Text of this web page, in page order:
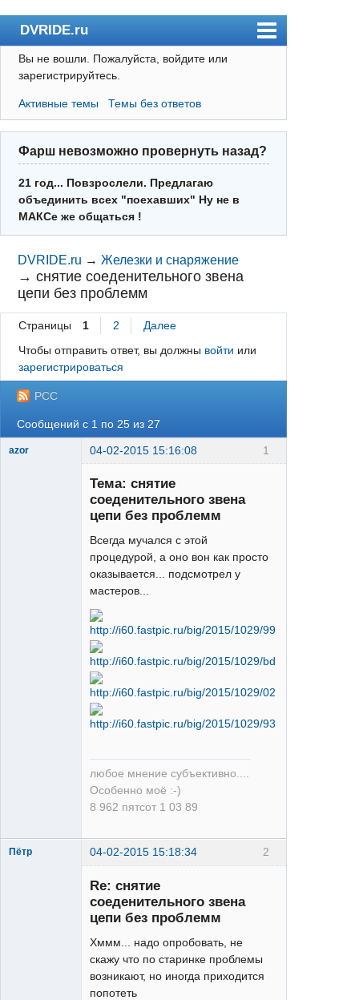
DVRIDE.ru
Форум
Пользователи
Правила
Поиск
Регистрация
Вход
Вы не вошли. Пожалуйста, войдите или
зарегистрируйтесь.
Активные темы Темы без ответов
Фарш невозможно провернуть назад?
21 год... Повзрослели. Предлагаю
объединить всех "поехавших" Ну не в
МАКСе же общаться !
DVRIDE.ru →Железки и снаряжение
→снятие соеденительного звена
цепи без проблемм
Страницы 1 2
Далее
Чтобы отправить ответ, вы должны войти или
зарегистрироваться
РСС
Сообщений с 1 по 25 из 27
1
azor 04-02-2015 15:16:08
Тема: снятие
соеденительного звена
цепи без проблемм
Всегда мучался с этой
процедурой, а оно вон как просто
оказывается... подсмотрел у
мастеров...
любое мнение субъективно....
Особенно моё :-)
8 962 пятсот 1 03 89
2
Пётр 04-02-2015 15:18:34
Re: снятие
соеденительного звена
цепи без проблемм
Хммм... надо опробовать, не
скажу что по старинке проблемы
возникают, но иногда приходится
попотеть